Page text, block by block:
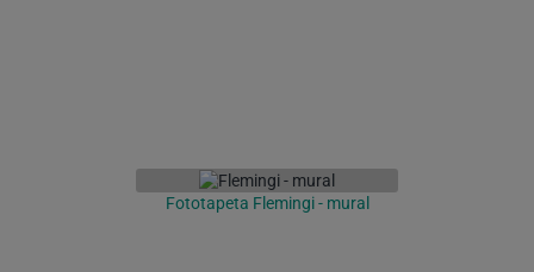
Fototapeta Flemingi - mural